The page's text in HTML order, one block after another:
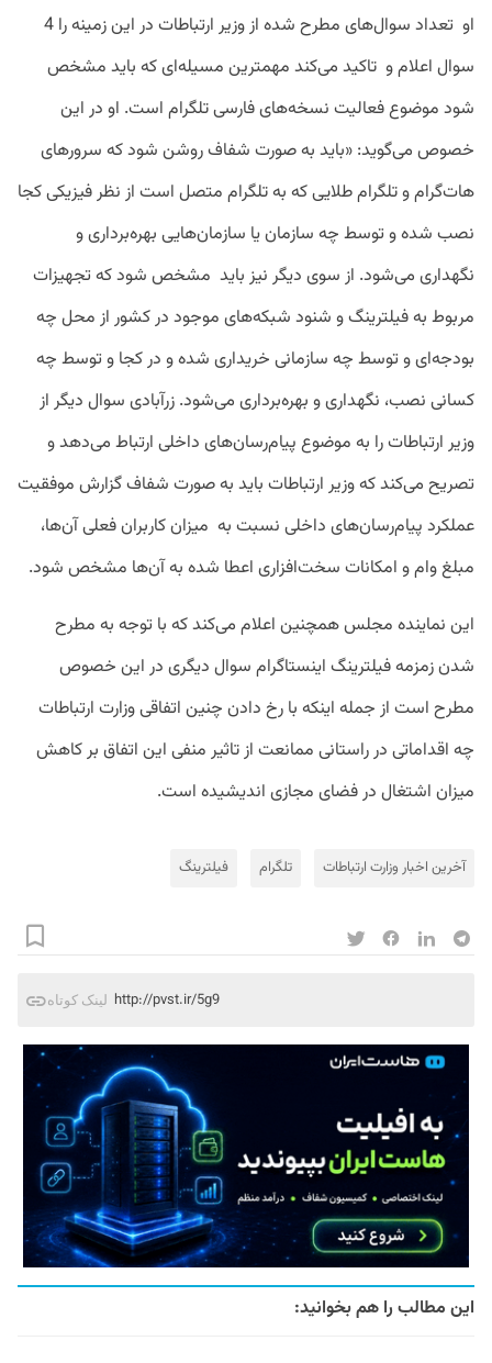
او تعداد سوال‌های مطرح شده از وزیر ارتباطات در این زمینه را 4
سوال اعلام و تاکید می‌کند مهمترین مسیله‌ای که باید مشخص
شود موضوع فعالیت نسخه‌های فارسی تلگرام است. او در این
خصوص می‌گوید: «باید به صورت شفاف روشن شود که سرورهای
هات‌گرام و تلگرام طلایی که به تلگرام متصل است از نظر فیزیکی کجا
نصب شده و توسط چه سازمان‌ یا سازمان‌هایی بهره‌برداری و
نگهداری می‌شود. از سوی دیگر نیز باید مشخص شود که تجهیزات
مربوط به فیلترینگ و شنود شبکه‌های موجود در کشور از محل چه
بودجه‌ای و توسط چه سازمانی خریداری شده و در کجا و توسط چه
کسانی نصب، نگهداری و بهره‌برداری می‌شود. زرآبادی سوال دیگر از
وزیر ارتباطات را به موضوع پیام‌رسان‌های داخلی ارتباط می‌دهد و
تصریح می‌کند که وزیر ارتباطات باید به صورت شفاف گزارش موفقیت
عملکرد پیام‌رسان‌های داخلی نسبت به میزان کاربران فعلی آن‌ها،
مبلغ وام و امکانات سخت‌افزاری اعطا شده به آن‌ها مشخص شود.
این نماینده مجلس همچنین اعلام می‌کند که با توجه به مطرح
شدن زمزمه فیلترینگ اینستاگرام سوال دیگری در این خصوص
مطرح است از جمله اینکه با رخ دادن چنین اتفاقی وزارت ارتباطات
چه اقداماتی در راستانی ممانعت از تاثیر منفی این اتفاق بر کاهش
میزان اشتغال در فضای مجازی اندیشیده است.
آخرین اخبار وزارت ارتباطات تلگرام فیلترینگ
لینک کوتاه http://pvst.ir/5g9
این مطالب را هم بخوانید: